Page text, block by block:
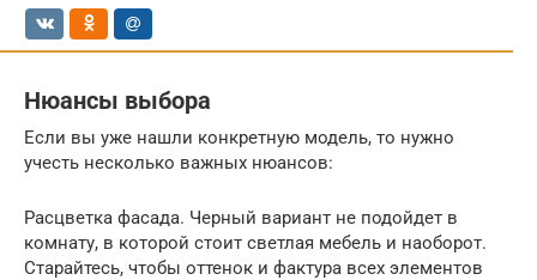
Нюансы выбора
Если вы уже нашли конкретную модель, то нужно
учесть несколько важных нюансов:
Расцветка фасада. Черный вариант не подойдет в
комнату, в которой стоит светлая мебель и наоборот.
Старайтесь, чтобы оттенок и фактура всех элементов